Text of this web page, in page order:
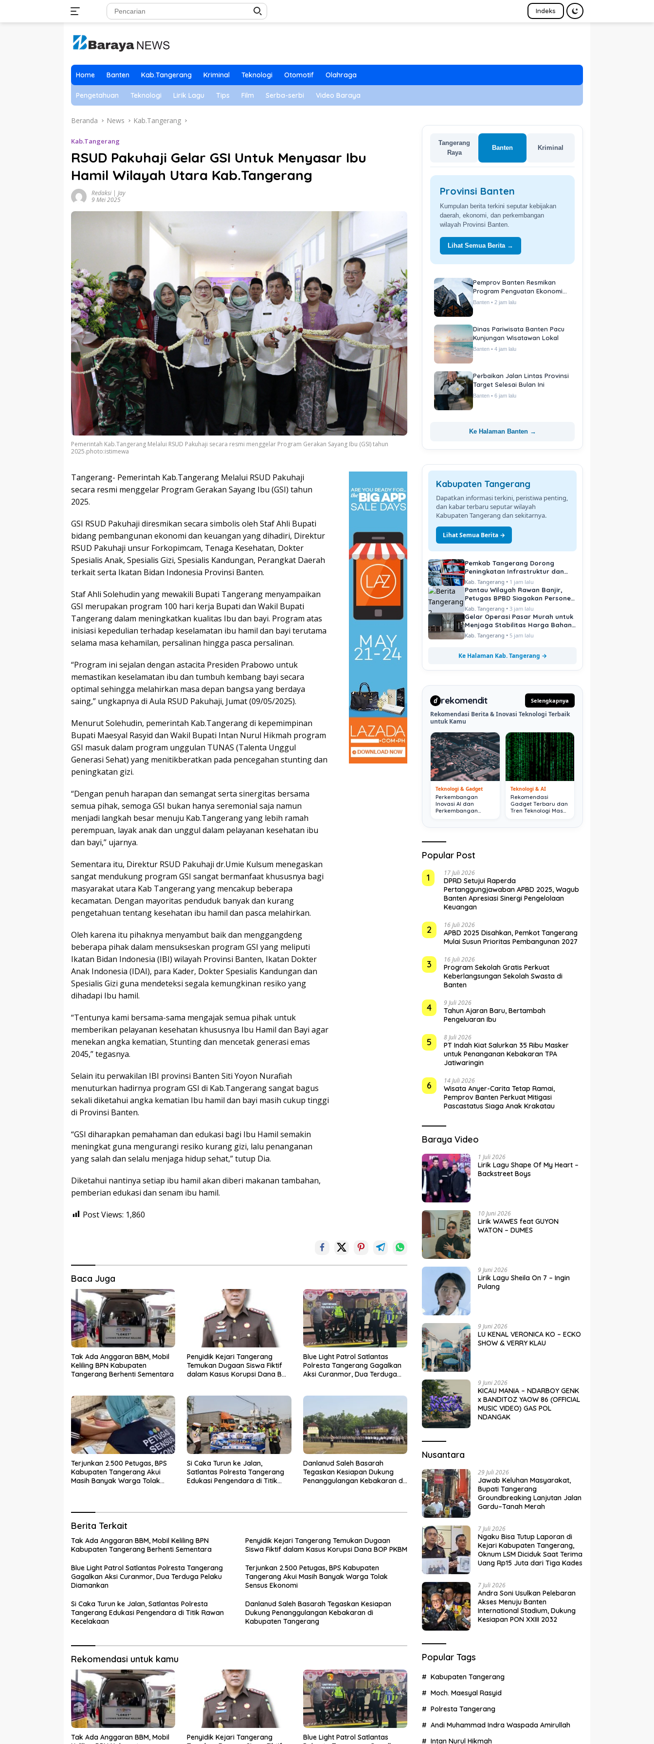
Indeks
Home Banten Kab.Tangerang Kriminal Teknologi Otomotif Olahraga
Pengetahuan Teknologi Lirik Lagu Tips Film Serba-serbi Video Baraya
Beranda News Kab.Tangerang
Kab.Tangerang
RSUD Pakuhaji Gelar GSI Untuk Menyasar Ibu
Hamil Wilayah Utara Kab.Tangerang
Redaksi | Jay
9 Mei 2025
Pemerintah Kab.Tangerang Melalui RSUD Pakuhaji secara resmi menggelar Program Gerakan Sayang Ibu (GSI) tahun
2025.photo:istimewa
Tangerang- Pemerintah Kab.Tangerang Melalui RSUD Pakuhaji
secara resmi menggelar Program Gerakan Sayang Ibu (GSI) tahun
2025.
GSI RSUD Pakuhaji diresmikan secara simbolis oleh Staf Ahli Bupati
bidang pembangunan ekonomi dan keuangan yang dihadiri, Direktur
RSUD Pakuhaji unsur Forkopimcam, Tenaga Kesehatan, Dokter
Spesialis Anak, Spesialis Gizi, Spesialis Kandungan, Perangkat Daerah
terkait serta Ikatan Bidan Indonesia Provinsi Banten.
Staf Ahli Solehudin yang mewakili Bupati Tangerang menyampaikan
GSI merupakan program 100 hari kerja Bupati dan Wakil Bupati
Tangerang dalam meningkatkan kualitas Ibu dan bayi. Program atas
inisiasi kepedulian terhadap keselamatan ibu hamil dan bayi terutama
selama masa kehamilan, persalinan hingga pasca persalinan.
“Program ini sejalan dengan astacita Presiden Prabowo untuk
memastikan keselamatan ibu dan tumbuh kembang bayi secara
optimal sehingga melahirkan masa depan bangsa yang berdaya
saing,” ungkapnya di Aula RSUD Pakuhaji, Jumat (09/05/2025).
Menurut Solehudin, pemerintah Kab.Tangerang di kepemimpinan
Bupati Maesyal Rasyid dan Wakil Bupati Intan Nurul Hikmah program
GSI masuk dalam program unggulan TUNAS (Talenta Unggul
Generasi Sehat) yang menitikberatkan pada pencegahan stunting dan
peningkatan gizi.
“Dengan penuh harapan dan semangat serta sinergitas bersama
semua pihak, semoga GSI bukan hanya seremonial saja namun
menjadi langkah besar menuju Kab.Tangerang yang lebih ramah
perempuan, layak anak dan unggul dalam pelayanan kesehatan ibu
dan bayi,” ujarnya.
Sementara itu, Direktur RSUD Pakuhaji dr.Umie Kulsum menegaskan
sangat mendukung program GSI sangat bermanfaat khususnya bagi
masyarakat utara Kab Tangerang yang mencakup beberapa
kecamatan. Dengan mayoritas penduduk banyak dan kurang
pengetahuan tentang kesehatan ibu hamil dan pasca melahirkan.
Oleh karena itu pihaknya menyambut baik dan menggangdeng
beberapa pihak dalam mensukseskan program GSI yang meliputi
Ikatan Bidan Indonesia (IBI) wilayah Provinsi Banten, Ikatan Dokter
Anak Indonesia (IDAI), para Kader, Dokter Spesialis Kandungan dan
Spesialis Gizi guna mendeteksi segala kemungkinan resiko yang
dihadapi Ibu hamil.
“Tentunya kami bersama-sama mengajak semua pihak untuk
memberikan pelayanan kesehatan khususnya Ibu Hamil dan Bayi agar
menekan angka kematian, Stunting dan mencetak generasi emas
2045,” tegasnya.
Selain itu perwakilan IBI provinsi Banten Siti Yoyon Nurafiah
menuturkan hadirnya program GSI di Kab.Tangerang sangat bagus
sekali diketahui angka kematian Ibu hamil dan bayi masih cukup tinggi
di Provinsi Banten.
“GSI diharapkan pemahaman dan edukasi bagi Ibu Hamil semakin
meningkat guna mengurangi resiko kurang gizi, lalu penanganan
yang salah dan selalu menjaga hidup sehat,” tutup Dia.
Diketahui nantinya setiap ibu hamil akan diberi makanan tambahan,
pemberian edukasi dan senam ibu hamil.
Post Views: 1,860
Baca Juga
Tak Ada Anggaran BBM, Mobil
Keliling BPN Kabupaten
Tangerang Berhenti Sementara
Penyidik Kejari Tangerang
Temukan Dugaan Siswa Fiktif
dalam Kasus Korupsi Dana BOP
Blue Light Patrol Satlantas
Polresta Tangerang Gagalkan
Aksi Curanmor, Dua Terduga
Terjunkan 2.500 Petugas, BPS
Kabupaten Tangerang Akui
Masih Banyak Warga Tolak
Si Caka Turun ke Jalan,
Satlantas Polresta Tangerang
Edukasi Pengendara di Titik
Danlanud Saleh Basarah
Tegaskan Kesiapan Dukung
Penanggulangan Kebakaran di
Berita Terkait
Tak Ada Anggaran BBM, Mobil Keliling BPN
Kabupaten Tangerang Berhenti Sementara
Penyidik Kejari Tangerang Temukan Dugaan
Siswa Fiktif dalam Kasus Korupsi Dana BOP PKBM
Blue Light Patrol Satlantas Polresta Tangerang
Gagalkan Aksi Curanmor, Dua Terduga Pelaku
Diamankan
Terjunkan 2.500 Petugas, BPS Kabupaten
Tangerang Akui Masih Banyak Warga Tolak
Sensus Ekonomi
Si Caka Turun ke Jalan, Satlantas Polresta
Tangerang Edukasi Pengendara di Titik Rawan
Kecelakaan
Danlanud Saleh Basarah Tegaskan Kesiapan
Dukung Penanggulangan Kebakaran di
Kabupaten Tangerang
Rekomendasi untuk kamu
Tak Ada Anggaran BBM, Mobil
Penyidik Kejari Tangerang
Blue Light Patrol Satlantas
Tangerang
Raya
Banten Kriminal
Provinsi Banten
Kumpulan berita terkini seputar kebijakan
daerah, ekonomi, dan perkembangan
wilayah Provinsi Banten.
Lihat Semua Berita →
Pemprov Banten Resmikan
Program Penguatan Ekonomi
Daerah
Banten • 2 jam lalu
Dinas Pariwisata Banten Pacu
Kunjungan Wisatawan Lokal
Banten • 4 jam lalu
Perbaikan Jalan Lintas Provinsi
Target Selesai Bulan Ini
Banten • 6 jam lalu
Ke Halaman Banten →
Kabupaten Tangerang
Dapatkan informasi terkini, peristiwa penting,
dan kabar terbaru seputar wilayah
Kabupaten Tangerang dan sekitarnya.
Lihat Semua Berita →
Pemkab Tangerang Dorong
Peningkatan Infrastruktur dan
Pelayanan Publik
Kab. Tangerang • 1 jam lalu
Pantau Wilayah Rawan Banjir,
Petugas BPBD Siagakan Personel
di Titik Kritis
Kab. Tangerang •3 jam lalu
Gelar Operasi Pasar Murah untuk
Menjaga Stabilitas Harga Bahan
Pokok
Kab. Tangerang • 5 jam lalu
Ke Halaman Kab. Tangerang →
d rekomendit Selengkapnya
Rekomendasi Berita & Inovasi Teknologi Terbaik
untuk Kamu
Teknologi & Gadget
Perkembangan
Inovasi AI dan
Perkembangan
Teknologi & AI
Rekomendasi
Gadget Terbaru dan
Tren Teknologi Masa
Popular Post
1
17 Juli 2026
DPRD Setujui Raperda
Pertanggungjawaban APBD 2025, Wagub
Banten Apresiasi Sinergi Pengelolaan
Keuangan
2 16 Juli 2026
APBD 2025 Disahkan, Pemkot Tangerang
Mulai Susun Prioritas Pembangunan 2027
3 16 Juli 2026
Program Sekolah Gratis Perkuat
Keberlangsungan Sekolah Swasta di
Banten
4 9 Juli 2026
Tahun Ajaran Baru, Bertambah
Pengeluaran Ibu
5 8 Juli 2026
PT Indah Kiat Salurkan 35 Ribu Masker
untuk Penanganan Kebakaran TPA
Jatiwaringin
6 14 Juli 2026
Wisata Anyer-Carita Tetap Ramai,
Pemprov Banten Perkuat Mitigasi
Pascastatus Siaga Anak Krakatau
Baraya Video
1 Juli 2026
Lirik Lagu Shape Of My Heart –
Backstreet Boys
10 Juni 2026
Lirik WAWES feat GUYON
WATON – DUMES
9 Juni 2026
Lirik Lagu Sheila On 7 – Ingin
Pulang
9 Juni 2026
LU KENAL VERONICA KO – ECKO
SHOW & VERRY KLAU
9 Juni 2026
KICAU MANIA – NDARBOY GENK
x BANDITOZ YAOW 86 (OFFICIAL
MUSIC VIDEO) GAS POL
NDANGAK
Nusantara
29 Juli 2026
Jawab Keluhan Masyarakat,
Bupati Tangerang
Groundbreaking Lanjutan Jalan
Gardu–Tanah Merah
7 Juli 2026
Ngaku Bisa Tutup Laporan di
Kejari Kabupaten Tangerang,
Oknum LSM Diciduk Saat Terima
Uang Rp15 Juta dari Tiga Kades
7 Juli 2026
Andra Soni Usulkan Pelebaran
Akses Menuju Banten
International Stadium, Dukung
Kesiapan PON XXIII 2032
Popular Tags
Kabupaten Tangerang
Moch. Maesyal Rasyid
Polresta Tangerang
Andi Muhammad Indra Waspada Amirullah
Intan Nurul Hikmah